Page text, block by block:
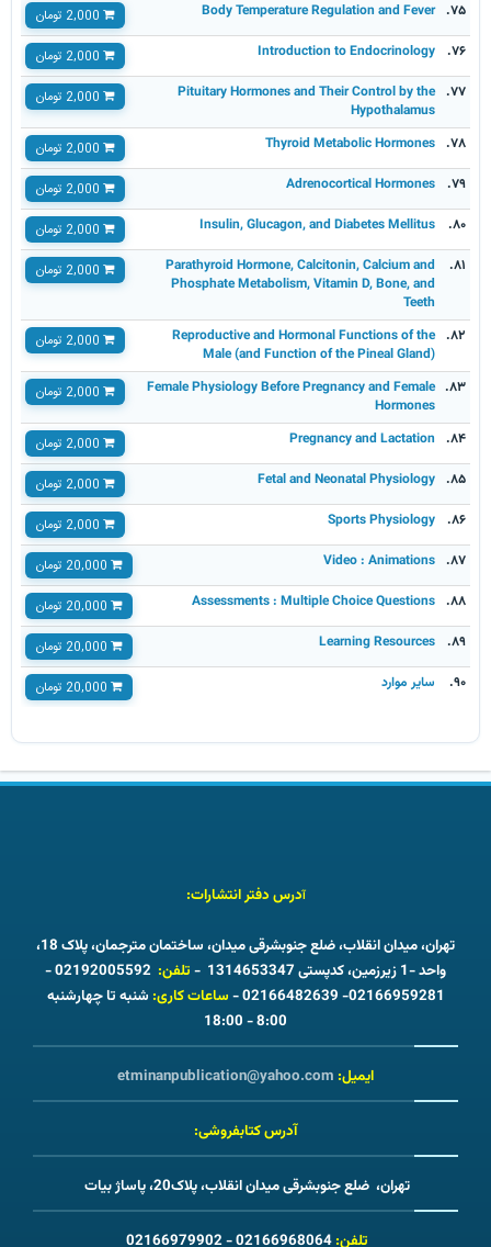
۷۵.
Body Temperature Regulation and Fever
۷۶.
Introduction to Endocrinology
۷۷.
Pituitary Hormones and Their Control by the
Hypothalamus
۷۸. Thyroid Metabolic Hormones
۷۹.
Adrenocortical Hormones
۸۰.
Insulin, Glucagon, and Diabetes Mellitus
۸۱.
Parathyroid Hormone, Calcitonin, Calcium and
Phosphate Metabolism, Vitamin D, Bone, and
Teeth
۸۲.
Reproductive and Hormonal Functions of the
Male (and Function of the Pineal Gland)
۸۳.
Female Physiology Before Pregnancy and Female
Hormones
۸۴. Pregnancy and Lactation
۸۵.
Fetal and Neonatal Physiology
۸۶.
Sports Physiology
۸۷.
Video : Animations
۸۸.
Assessments : Multiple Choice Questions
۸۹.
Learning Resources
۹۰.
سایر موارد
آدرس دفتر انتشارات:
تهران، میدان انقلاب، ضلع جنوبشرقی میدان، ساختمان مترجمان، پلاک 18،
واحد -1 زیرزمین، کدپستی 1314653347 -
تلفن:
02192005592 -
02166959281- 02166482639 -
ساعات کاری: شنبه تا چهارشنبه
8:00 - 18:00
ایمیل: etminanpublication@yahoo.com
آدرس کتابفروشی:
تهران، ضلع جنوبشرقی میدان انقلاب، پلاک20، پاساژ بیات
تلفن:02166968064 - 02166979902